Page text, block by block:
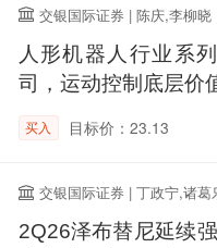
交银国际证券 | 陈庆,李柳晓
人形机器人行业系
司，运动控制底层价
买入 目标价：23.13
交银国际证券 | 丁政宁,诸葛
2Q26泽布替尼延续